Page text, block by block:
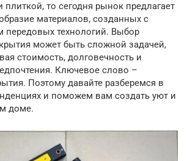
то сегодня рынок предлагает
материалов, созданных с
передовых технологий. Выбор
может быть сложной задачей,
стоимость, долговечность и
Ключевое слово –
Поэтому давайте разберемся в
и поможем вам создать уют и
доме.